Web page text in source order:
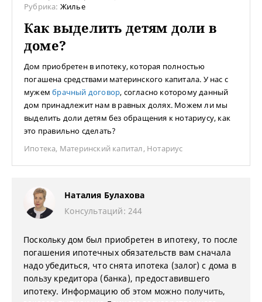
Рубрика: Жилье
Как выделить детям доли в
доме?
Дом приобретен в ипотеку, которая полностью
погашена средствами материнского капитала. У нас с
мужембрачный договор, согласно которому данный
дом принадлежит нам в равных долях. Можем ли мы
выделить доли детям без обращения к нотариусу, как
это правильно сделать?
Ипотека, Материнский капитал, Нотариус
Наталия Булахова
Консультаций: 244
Поскольку дом был приобретен в ипотеку, то после
погашения ипотечных обязательств вам сначала
надо убедиться, что снята ипотека (залог) с дома в
пользу кредитора (банка), предоставившего
ипотеку. Информацию об этом можно получить,